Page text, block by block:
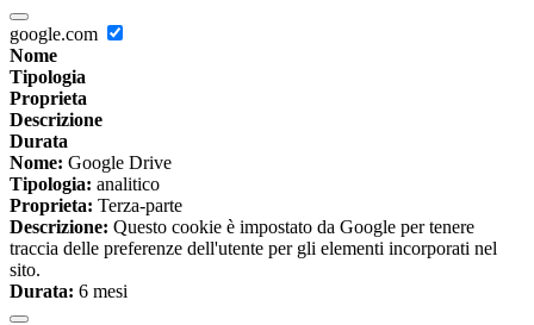
google.com
Nome
Tipologia
Proprieta
Descrizione
Durata
Nome: Google Drive
Tipologia: analitico
Proprieta: Terza-parte
Descrizione: Questo cookie è impostato da Google per tenere
traccia delle preferenze dell'utente per gli elementi incorporati nel
sito.
Durata: 6 mesi